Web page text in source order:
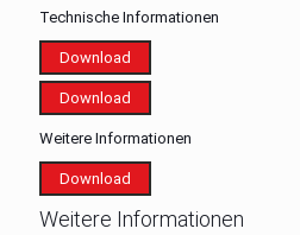
Technische Informationen
Download
Download
Weitere Informationen
Download
Weitere Informationen